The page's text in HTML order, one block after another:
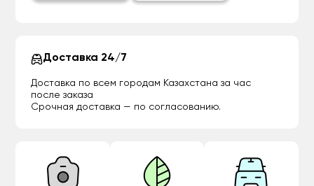
Доставка 24/7
Доставка по всем городам Казахстана за час
после заказа
Срочная доставка — по согласованию.